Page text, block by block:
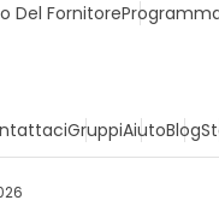
Del Fornitore
GruppiAiutoBlog